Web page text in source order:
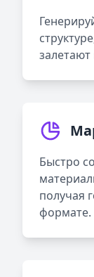
Быстро
получая
формате.